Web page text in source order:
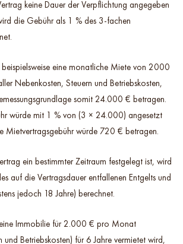
keine Dauer der Verpflichtung angegeben
die Gebühr als 1 % des 3-fachen
eine monatliche Miete von 2000
Nebenkosten, Steuern und Betriebskosten,
somit 24.000 € betragen.
würde mit 1 % von (3 × 24.000) angesetzt
Mietvertragsgebühr würde 720 € betragen.
ein bestimmter Zeitraum festgelegt ist, wird
auf die Vertragsdauer entfallenen Entgelts und
jedoch 18 Jahre) berechnet.
eine Immobilie für 2.000 € pro Monat
und Betriebskosten) für 6 Jahre vermietet wird,